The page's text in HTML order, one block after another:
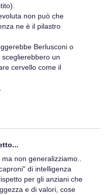
non può che
ne è il pilastro
Berlusconi o
un
cervello come il
non generalizziamo..
di intelligenza
per gli anziani che
e di valori, cose